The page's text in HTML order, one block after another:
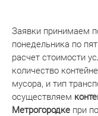
Заявки принимаем
понедельника по
расчет стоимости
количество
мусора, и тип
осуществляем
Метрогородке при